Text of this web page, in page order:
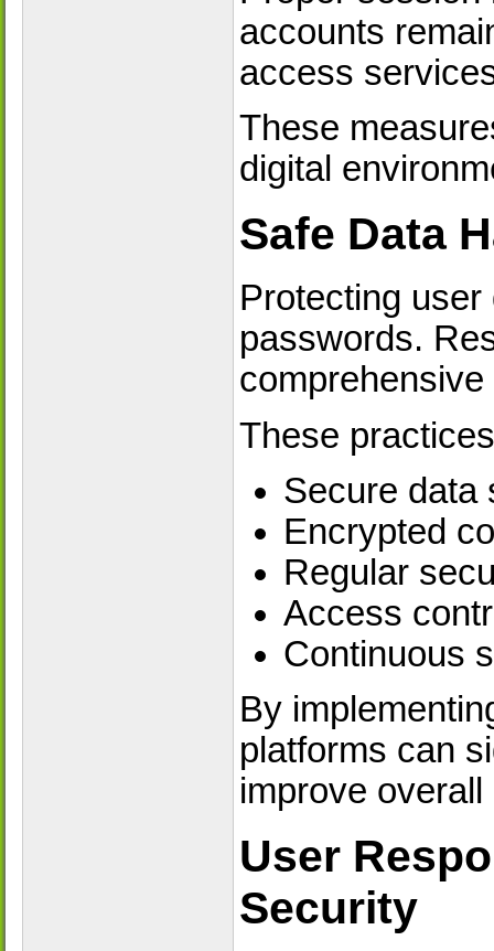
accounts
access
These
digital
Safe Data
Protecting
passwords.
These
Secure data
Encrypted
Regular
Access
Continuous
By
platforms can
improve overall
User
Security